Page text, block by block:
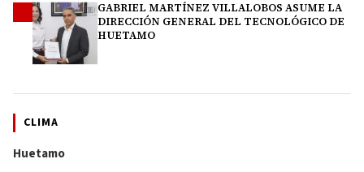
GABRIEL MARTÍNEZ VILLALOBOS ASUME LA
DIRECCIÓN GENERAL DEL TECNOLÓGICO DE
HUETAMO
CLIMA
Huetamo